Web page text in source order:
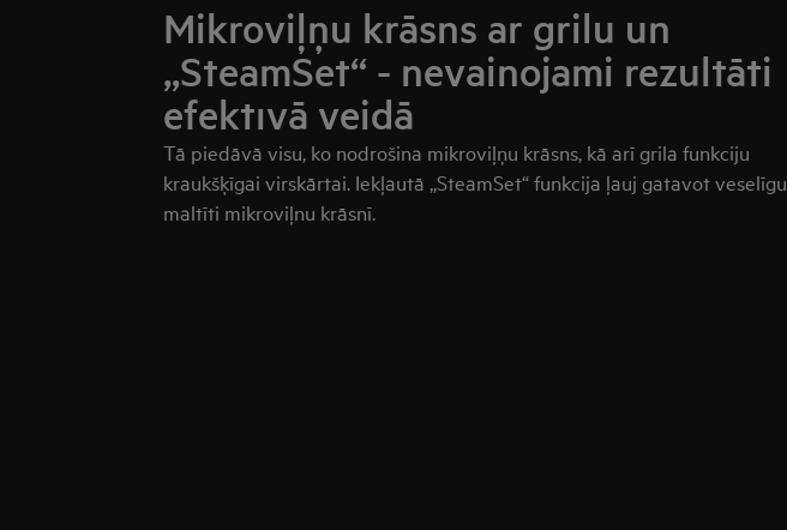
Mikroviļņu krāsns ar grilu un
„SteamSet“ - nevainojami rezultāti
efektīvā veidā
Tā piedāvā visu, ko nodrošina mikroviļņu krāsns, kā arī grila funkciju
kraukšķīgai virskārtai. Iekļautā „SteamSet“ funkcija ļauj gatavot veselīgu
maltīti mikroviļnu krāsnī.